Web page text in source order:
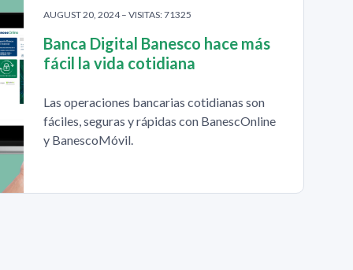
AUGUST 20, 2024 – VISITAS: 71325
Banca Digital Banesco hace más
fácil la vida cotidiana
Las operaciones bancarias cotidianas son
fáciles, seguras y rápidas con BanescOnline
y BanescoMóvil.